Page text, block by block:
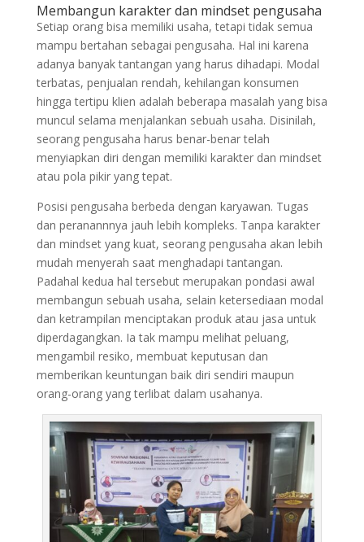
Membangun karakter dan mindset pengusaha
Setiap orang bisa memiliki usaha, tetapi tidak semua
mampu bertahan sebagai pengusaha. Hal ini karena
adanya banyak tantangan yang harus dihadapi. Modal
terbatas, penjualan rendah, kehilangan konsumen
hingga tertipu klien adalah beberapa masalah yang bisa
muncul selama menjalankan sebuah usaha. Disinilah,
seorang pengusaha harus benar-benar telah
menyiapkan diri dengan memiliki karakter dan mindset
atau pola pikir yang tepat.
Posisi pengusaha berbeda dengan karyawan. Tugas
dan peranannnya jauh lebih kompleks. Tanpa karakter
dan mindset yang kuat, seorang pengusaha akan lebih
mudah menyerah saat menghadapi tantangan.
Padahal kedua hal tersebut merupakan pondasi awal
membangun sebuah usaha, selain ketersediaan modal
dan ketrampilan menciptakan produk atau jasa untuk
diperdagangkan. Ia tak mampu melihat peluang,
mengambil resiko, membuat keputusan dan
memberikan keuntungan baik diri sendiri maupun
orang-orang yang terlibat dalam usahanya.